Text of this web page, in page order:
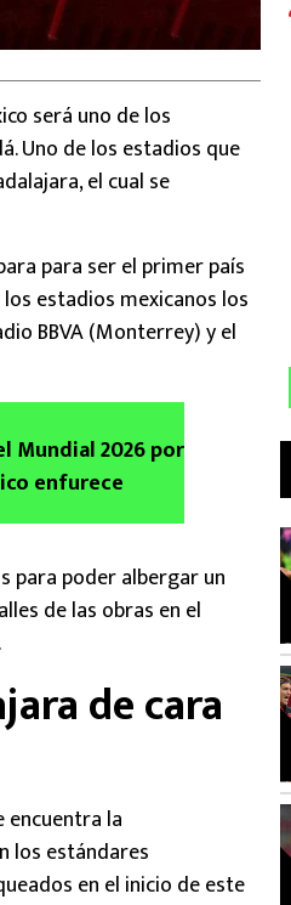
será uno de los
Uno de los estadios que
el cual se
para ser el primer país
estadios mexicanos los
BBVA (Monterrey) y el
Mundial 2026 por
enfurece
para poder albergar un
de las obras en el
de cara
encuentra la
los estándares
en el inicio de este